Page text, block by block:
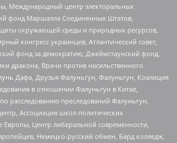
Международный центр электоральных
фонд Маршалла Соединенных Штатов,
окружающей среды и природных ресурсов,
конгресс украинцев, Атлантический совет,
фонд за демократию, Джеймстаунский фонд,
дракона, Врачи против насильственного
Дафа, Друзья Фалуньгун, Фалуньгун, Коалиция
в отношении Фалуньгун в Китае,
расследованию преследований Фалуньгун,
Ассоциация школ политических
Европы, Центр либеральной современности,
Немецко-русский обмен, Бард колледж,